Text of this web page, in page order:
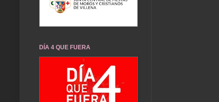
DÍA 4 QUE FUERA